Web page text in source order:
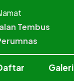
Tembus
Galeri